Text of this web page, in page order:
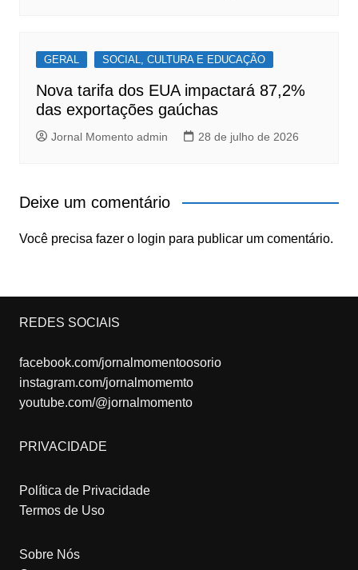
GERAL SOCIAL, CULTURA E EDUCAÇÃO
Nova tarifa dos EUA impactará 87,2%
das exportações gaúchas
Jornal Momento admin 28 de julho de 2026
Deixe um comentário
Você precisa fazer o login para publicar um comentário.
REDES SOCIAIS
facebook.com/jornalmomentoosorio
instagram.com/jornalmomemto
youtube.com/@jornalmomento
PRIVACIDADE
Política de Privacidade
Termos de Uso
Sobre Nós